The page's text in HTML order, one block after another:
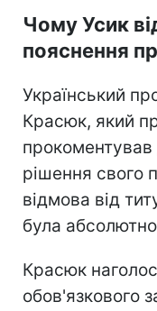
Чому Усик
пояснення
Український
Красюк, який
прокоментував
рішення свого
відмова від
була
Красюк
обов'язкового